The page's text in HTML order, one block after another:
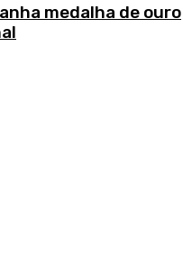
medalha de ouro